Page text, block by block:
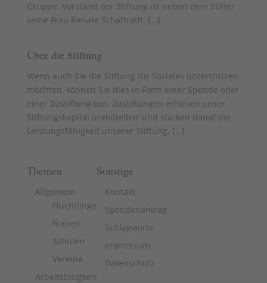
Gruppe. Vorstand der Stiftung ist neben dem Stifter
seine Frau Renate Schaffrath. […]
Über die Stiftung
Wenn auch Sie die Stiftung für Soziales unterstützen
möchten, können Sie dies in Form einer Spende oder
einer Zustiftung tun. Zustiftungen erhöhen unser
Stiftungskapital unmittelbar und stärken damit die
Leistungsfähigkeit unserer Stiftung. […]
Themen
Allgemein
Flüchtlinge
Frauen
Schulen
Vereine
Arbeitslosigkeit
Sonstige
Kontakt
Spendenantrag
Schlagworte
Impressum
Datenschutz